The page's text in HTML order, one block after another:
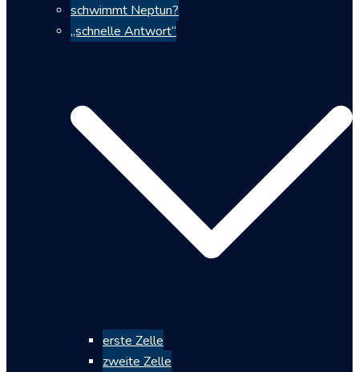
schwimmt Neptun?
„schnelle Antwort“
erste Zelle
zweite Zelle